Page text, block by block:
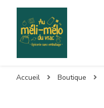
Accueil Boutique